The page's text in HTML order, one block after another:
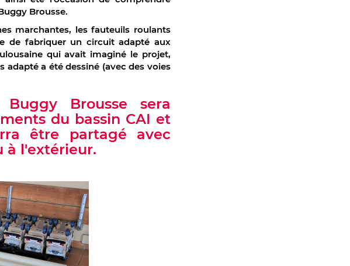
Brousse.
marchantes, les fauteuils roulants
de fabriquer un circuit adapté aux
qui avait imaginé le projet,
a été dessiné (avec des voies
Brousse sera
du bassin CAI et
être partagé avec
à l'extérieur.